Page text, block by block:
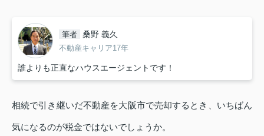
筆者 桑野 義久
不動産キャリア17年
誰よりも正直なハウスエージェントです！
相続で引き継いだ不動産を大阪市で売却するとき、いちばん
気になるのが税金ではないでしょうか。